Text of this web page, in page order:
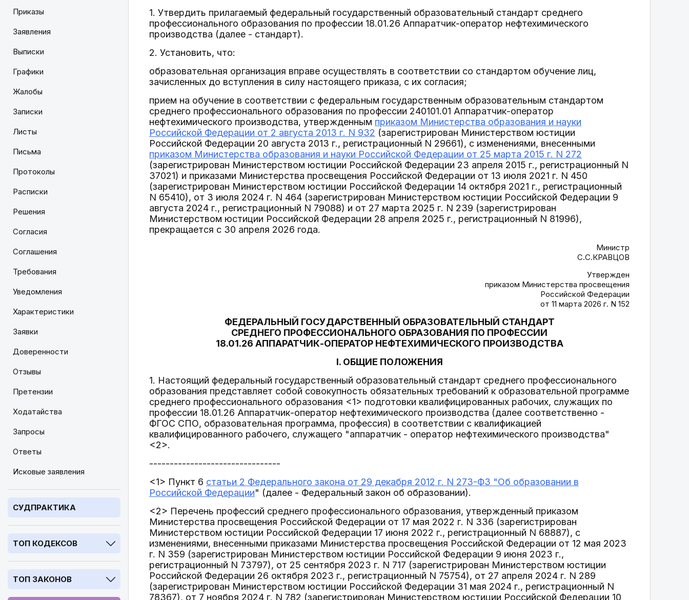
Приказы
Заявления
Выписки
Графики
Жалобы
Записки
Листы
Письма
Протоколы
Расписки
Решения
Согласия
Соглашения
Требования
Уведомления
Характеристики
Заявки
Доверенности
Отзывы
Претензии
Ходатайства
Запросы
Ответы
Исковые заявления
СУДПРАКТИКА
ТОП КОДЕКСОВ
ТОП ЗАКОНОВ
1. Утвердить прилагаемый федеральный государственный образовательный стандарт среднего
профессионального образования по профессии 18.01.26 Аппаратчик-оператор нефтехимического
производства (далее - стандарт).
2. Установить, что:
образовательная организация вправе осуществлять в соответствии со стандартом обучение лиц,
зачисленных до вступления в силу настоящего приказа, с их согласия;
прием на обучение в соответствии с федеральным государственным образовательным стандартом
среднего профессионального образования по профессии 240101.01 Аппаратчик-оператор
нефтехимического производства, утвержденным приказом Министерства образования и науки
Российской Федерации от 2 августа 2013 г. N 932 (зарегистрирован Министерством юстиции
Российской Федерации 20 августа 2013 г., регистрационный N 29661), с изменениями, внесенными
приказом Министерства образования и науки Российской Федерации от 25 марта 2015 г. N 272
(зарегистрирован Министерством юстиции Российской Федерации 23 апреля 2015 г., регистрационный N
37021) и приказами Министерства просвещения Российской Федерации от 13 июля 2021 г. N 450
(зарегистрирован Министерством юстиции Российской Федерации 14 октября 2021 г., регистрационный
N 65410), от 3 июля 2024 г. N 464 (зарегистрирован Министерством юстиции Российской Федерации 9
августа 2024 г., регистрационный N 79088) и от 27 марта 2025 г. N 239 (зарегистрирован
Министерством юстиции Российской Федерации 28 апреля 2025 г., регистрационный N 81996),
прекращается с 30 апреля 2026 года.
Министр
С.С.КРАВЦОВ
Утвержден
приказом Министерства просвещения
Российской Федерации
от 11 марта 2026 г. N 152
ФЕДЕРАЛЬНЫЙ ГОСУДАРСТВЕННЫЙ ОБРАЗОВАТЕЛЬНЫЙ СТАНДАРТ
СРЕДНЕГО ПРОФЕССИОНАЛЬНОГО ОБРАЗОВАНИЯ ПО ПРОФЕССИИ
18.01.26 АППАРАТЧИК-ОПЕРАТОР НЕФТЕХИМИЧЕСКОГО ПРОИЗВОДСТВА
I. ОБЩИЕ ПОЛОЖЕНИЯ
1. Настоящий федеральный государственный образовательный стандарт среднего профессионального
образования представляет собой совокупность обязательных требований к образовательной программе
среднего профессионального образования <1> подготовки квалифицированных рабочих, служащих по
профессии 18.01.26 Аппаратчик-оператор нефтехимического производства (далее соответственно -
ФГОС СПО, образовательная программа, профессия) в соответствии с квалификацией
квалифицированного рабочего, служащего "аппаратчик - оператор нефтехимического производства"
<2>.
--------------------------------
<1> Пункт 6 статьи 2 Федерального закона от 29 декабря 2012 г. N 273-ФЗ "Об образовании в
Российской Федерации" (далее - Федеральный закон об образовании).
<2> Перечень профессий среднего профессионального образования, утвержденный приказом
Министерства просвещения Российской Федерации от 17 мая 2022 г. N 336 (зарегистрирован
Министерством юстиции Российской Федерации 17 июня 2022 г., регистрационный N 68887), с
изменениями, внесенными приказами Министерства просвещения Российской Федерации от 12 мая 2023
г. N 359 (зарегистрирован Министерством юстиции Российской Федерации 9 июня 2023 г.,
регистрационный N 73797), от 25 сентября 2023 г. N 717 (зарегистрирован Министерством юстиции
Российской Федерации 26 октября 2023 г., регистрационный N 75754), от 27 апреля 2024 г. N 289
(зарегистрирован Министерством юстиции Российской Федерации 31 мая 2024 г., регистрационный N
78367), от 7 ноября 2024 г. N 782 (зарегистрирован Министерством юстиции Российской Федерации 10